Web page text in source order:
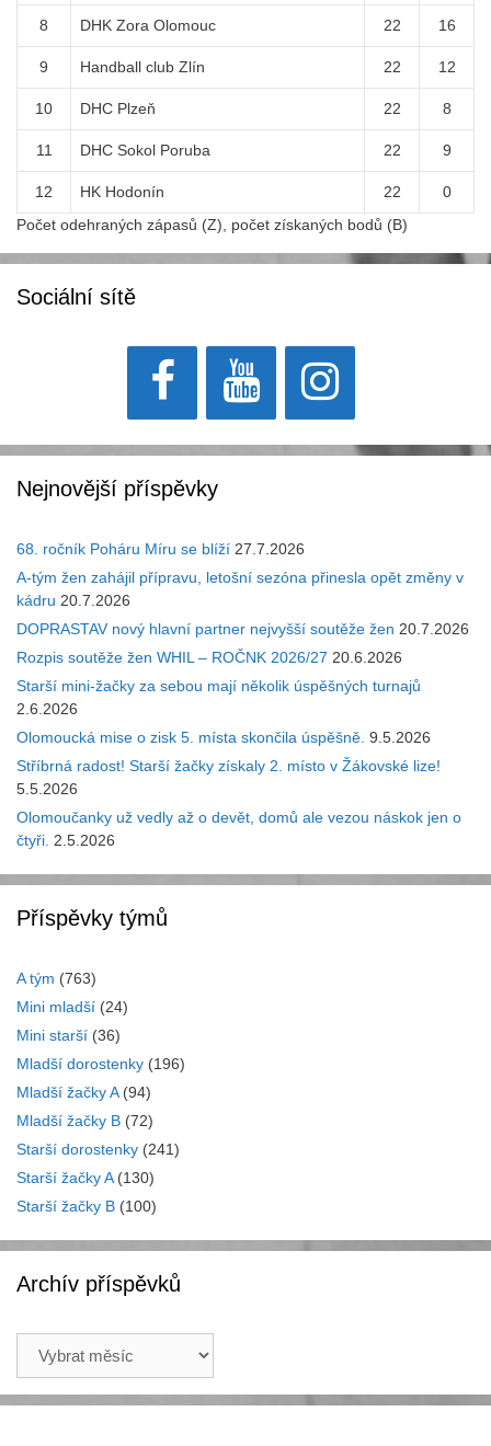
8 DHK Zora Olomouc 22 16
9 Handball club Zlín 22 12
10 DHC Plzeň 22 8
11 DHC Sokol Poruba 22 9
12 HK Hodonín 22
0
Počet odehraných zápasů (Z), počet získaných bodů (B)
Sociální sítě
Nejnovější příspěvky
68. ročník Poháru Míru se blíží 27.7.2026
A-tým žen zahájil přípravu, letošní sezóna přinesla opět změny v
kádru 20.7.2026
DOPRASTAV nový hlavní partner nejvyšší soutěže žen 20.7.2026
Rozpis soutěže žen WHIL – ROČNK 2026/27 20.6.2026
Starší mini-žačky za sebou mají několik úspěšných turnajů
2.6.2026
Olomoucká mise o zisk 5. místa skončila úspěšně. 9.5.2026
Stříbrná radost! Starší žačky získaly 2. místo v Žákovské lize!
5.5.2026
Olomoučanky už vedly až o devět, domů ale vezou náskok jen o
čtyři. 2.5.2026
Příspěvky týmů
A tým (763)
Mini mladší (24)
Mini starší (36)
Mladší dorostenky (196)
Mladší žačky A(94)
Mladší žačky B (72)
Starší dorostenky (241)
Starší žačky A(130)
Starší žačky B (100)
Archív příspěvků
příspěvků